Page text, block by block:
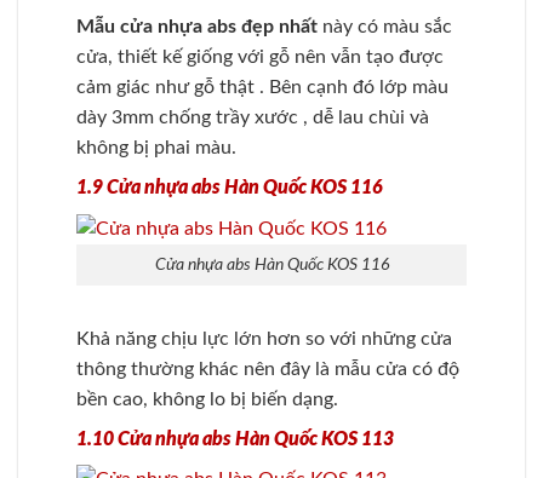
Mẫu cửa nhựa abs đẹp nhất này có màu sắc
cửa, thiết kế giống với gỗ nên vẫn tạo được
cảm giác như gỗ thật . Bên cạnh đó lớp màu
dày 3mm chống trầy xước , dễ lau chùi và
không bị phai màu.
1.9 Cửa nhựa abs Hàn Quốc KOS 116
Cửa nhựa abs Hàn Quốc KOS 116
Khả năng chịu lực lớn hơn so với những cửa
thông thường khác nên đây là mẫu cửa có độ
bền cao, không lo bị biến dạng.
1.10 Cửa nhựa abs Hàn Quốc KOS 113